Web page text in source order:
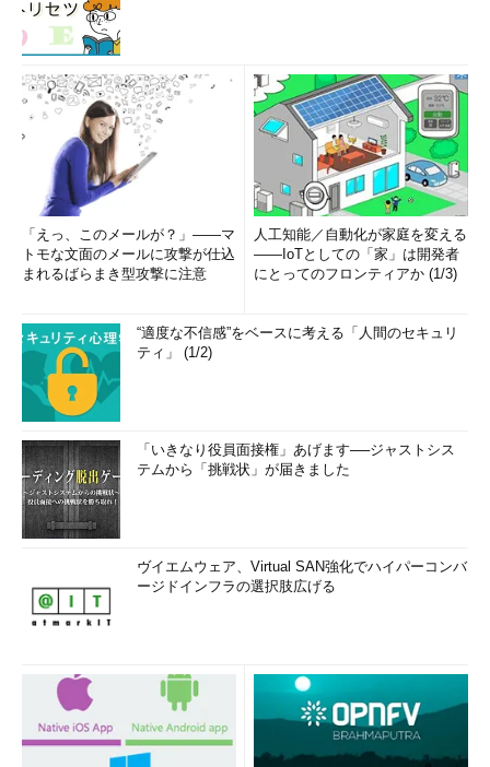
「えっ、このメールが？」――マ
トモな文面のメールに攻撃が仕込
まれるばらまき型攻撃に注意
人工知能／自動化が家庭を変える
――IoTとしての「家」は開発者
にとってのフロンティアか (1/3)
“適度な不信感”をベースに考える「人間のセキュリ
ティ」 (1/2)
「いきなり役員面接権」あげます──ジャストシス
テムから「挑戦状」が届きました
ヴイエムウェア、Virtual SAN強化でハイパーコンバ
ージドインフラの選択肢広げる